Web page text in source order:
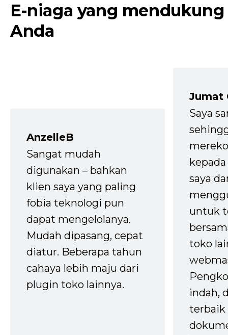
E-niaga yang mendukung
Anda
AnzelleB
Sangat mudah
digunakan – bahkan
klien saya yang paling
fobia teknologi pun
dapat mengelolanya.
Mudah dipasang, cepat
diatur. Beberapa tahun
cahaya lebih maju dari
plugin toko lainnya.
Jumat
Saya
saya
untuk
toko
indah,
terbaik